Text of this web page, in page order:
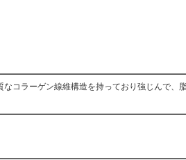
なコラーゲン線維構造を持っており強じんで